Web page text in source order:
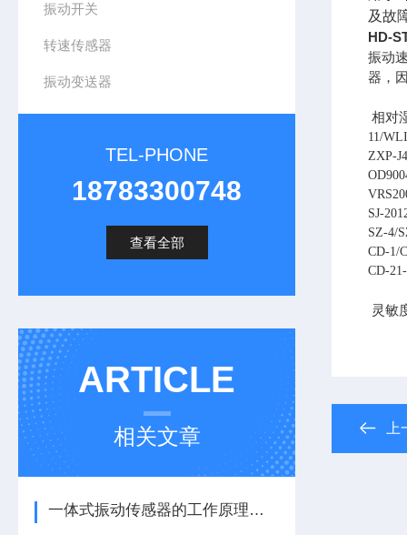
振动开关
转速传感器
振动变送器
TEL-PHONE
18783300748
查看全部
ARTICLE
相关文章
一体式振动传感器的工作原理是什么？
及故
HD-
振动
器，
相对
11/
ZXP-
SJ-
SZ-4/
CD-1/
CD-
灵敏